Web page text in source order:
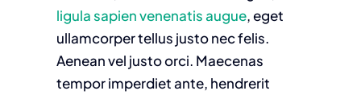
ligula sapien venenatis augue, eget
ullamcorper tellus justo nec felis.
Aenean vel justo orci. Maecenas
tempor imperdiet ante, hendrerit